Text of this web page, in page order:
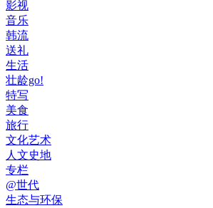
影视
音乐
韩流
送礼
生活
壮龄go!
特写
美食
旅行
文化艺术
人文史地
专栏
@世代
生态与环保